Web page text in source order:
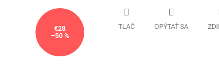
€28
–50 %
TLAČ OPÝTAŤ SA